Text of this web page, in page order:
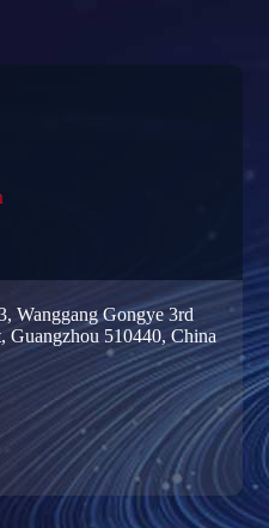
Wanggang Gongye 3rd
Guangzhou 510440, China